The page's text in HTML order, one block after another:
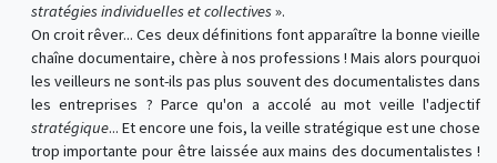
stratégies individuelles et collectives ».
On croit rêver... Ces deux définitions font apparaître la bonne vieille
chaîne documentaire, chère à nos professions ! Mais alors pourquoi
les veilleurs ne sont-ils pas plus souvent des documentalistes dans
les entreprises ? Parce qu'on a accolé au mot veille l'adjectif
stratégique... Et encore une fois, la veille stratégique est une chose
trop importante pour être laissée aux mains des documentalistes !